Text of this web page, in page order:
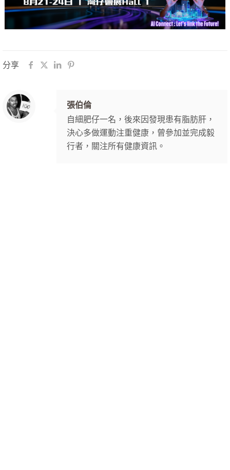
分享
張伯倫
自細肥仔一名，後來因發現患有脂肪肝，
決心多做運動注重健康，曾參加並完成毅
行者，關注所有健康資訊。